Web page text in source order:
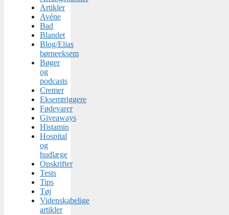
Artikler
Avéne
Bad
Blandet
Blog/Elias
børneeksem
Bøger
og
podcasts
Cremer
Eksemtriggere
Fødevarer
Giveaways
Histamin
Hospital
og
hudlæge
Opskrifter
Tests
Tips
Tøj
Videnskabelige
artikler